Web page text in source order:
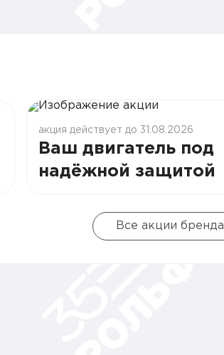
акция действует до 31.08.2026
Ваш двигатель под
надёжной защитой
Все акции бренда